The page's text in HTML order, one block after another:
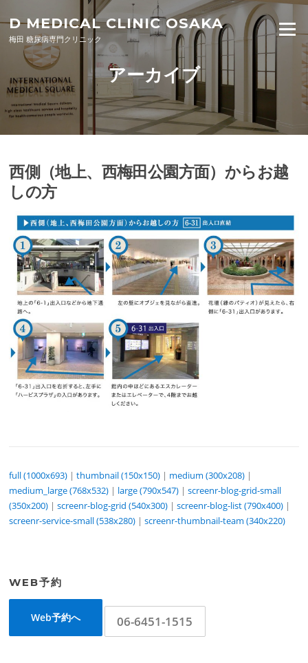
D MEDICAL CLINIC OSAKA
梅田 糖尿病専門クリニック
Menu
アーカイブ
西側（地上、西梅田公園方面）からお越
しの方
full (1000x693) |thumbnail (150x150) | medium (300x208) |
medium_large (768x532) | large (790x547) |screenr-blog-grid-small
(350x200) |screenr-blog-grid (540x300) |screenr-blog-list (790x400) |
screenr-service-small (538x280) |screenr-thumbnail-team (340x220)
WEB予約
Web予約へ 06-6451-1515